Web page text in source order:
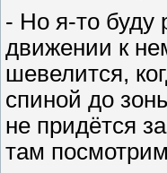
- Но я-то буду
движении к
шевелится,
спиной до
не придётся
там